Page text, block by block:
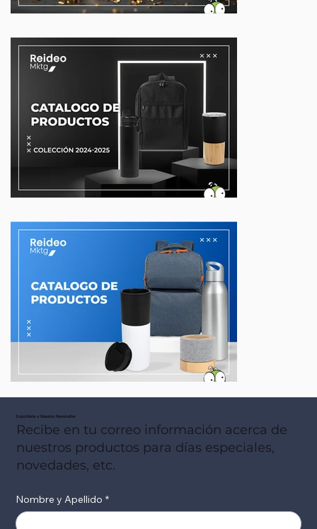
Suscribete a Nuestro Newsletter
Recibe en tu correo información acerca de
nuestros productos para días especiales,
novedades, etc.
Nombre y Apellido *